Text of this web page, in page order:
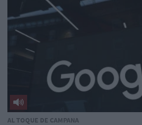
AL TOQUE DE CAMPANA